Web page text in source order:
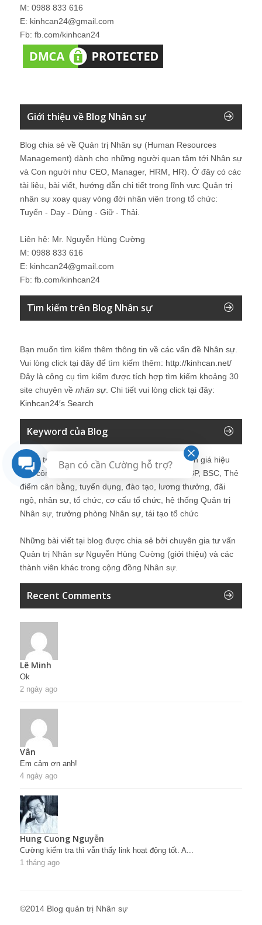
M: 0988 833 616
E: kinhcan24@gmail.com
Fb: fb.com/kinhcan24
Giới thiệu về Blog Nhân sự
Blog chia sẻ về Quản trị Nhân sự (Human Resources
Management) dành cho những người quan tâm tới Nhân sự
và Con người như CEO, Manager, HRM, HR). Ở đây có các
tài liệu, bài viết, hướng dẫn chi tiết trong lĩnh vực Quản trị
nhân sự xoay quay vòng đời nhân viên trong tổ chức:
Tuyển - Dạy - Dùng - Giữ - Thải.
Liên hệ: Mr. Nguyễn Hùng Cường
M: 0988 833 616
E: kinhcan24@gmail.com
Fb: fb.com/kinhcan24
Tìm kiếm trên Blog Nhân sự
Bạn muốn tìm kiếm thêm thông tin về các vấn đề Nhân sự
Vui lòng click tại đây để tìm kiếm thêm: http://kinhcan.net/
Đây là công cụ tìm kiếm được tích hợp tìm kiếm khoảng 30
site chuyên về nhân sự. Chi tiết vui lòng click tại đây:
Kinhcan24′s Search
Keyword của Blog
Quản trị nhân sự, Human Resources, KPI, Đánh giá hiệu
quả công việc, chính sách lương, CnB, lương 3P, BSC, Thẻ
điểm cân bằng, tuyển dụng, đào tạo, lương thưởng, đãi
ngộ, nhân sự, tổ chức, cơ cấu tổ chức, hệ thống Quản trị
Nhân sự, trưởng phòng Nhân sự, tái tạo tổ chức
Những bài viết tại blog được chia sẻ bởi chuyên gia tư vấn
Quản trị Nhân sự Nguyễn Hùng Cường (giới thiệu) và các
thành viên khác trong cộng đồng Nhân sự.
Recent Comments
Lê Minh
Ok
2 ngày ago
Vân
Em cảm ơn anh!
4 ngày ago
Hung Cuong Nguyễn
Cường kiểm tra thì vẫn thấy link hoạt động tốt. A...
1 tháng ago
©2014 Blog quản trị Nhân sự
Bạn có cần Cường hỗ trợ?